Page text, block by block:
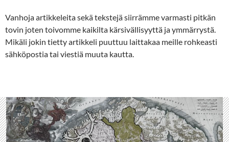
Vanhoja artikkeleita sekä tekstejä siirrämme varmasti pitkän
tovin joten toivomme kaikilta kärsivällisyyttä ja ymmärrystä.
Mikäli jokin tietty artikkeli puuttuu laittakaa meille rohkeasti
sähköpostia tai viestiä muuta kautta.